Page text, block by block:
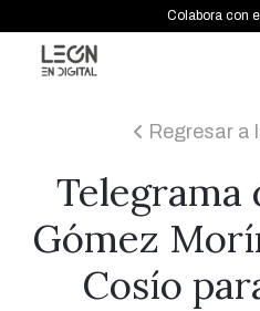
Colabora con
icon
Regresar a
Telegrama
Gómez
Cosío